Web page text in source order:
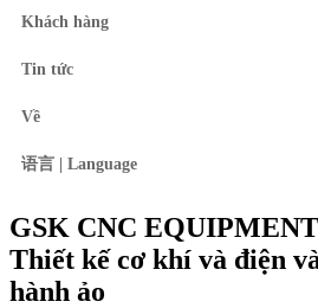
Khách hàng
Tin tức
Về
语言 | Language
GSK CNC
Thiết kế cơ khí và điện
hành ảo